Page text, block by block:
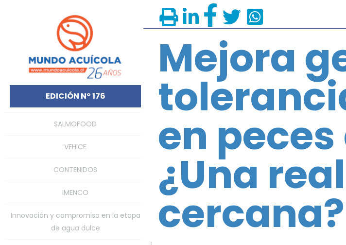
EDICIÓN N° 176
SALMOFOOD
VEHICE
CONTENIDOS
IMENCO
Innovación y compromiso en la etapa
de agua dulce
Mejora
en
¿Una